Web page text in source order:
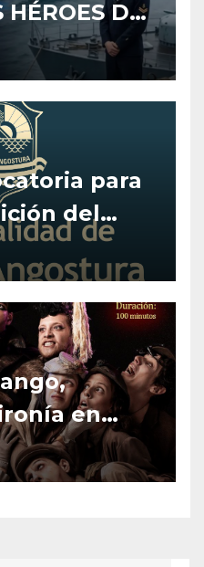
DEL
GENERAL
para
del
el
en